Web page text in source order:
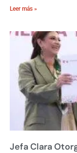
Leer más »
Jefa Clara